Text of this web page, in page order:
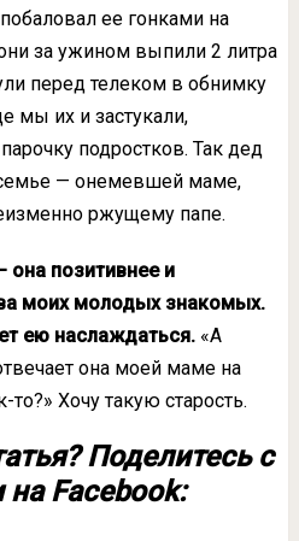
ее гонками на
за ужином выпили 2 литра
перед телеком в обнимку
мы их и застукали,
подростков. Так дед
— онемевшей маме,
ржущему папе.
позитивнее и
моих молодых знакомых.
ею наслаждаться.«А
она моей маме на
то?» Хочу такую старость.
Поделитесь с
на Facebook: